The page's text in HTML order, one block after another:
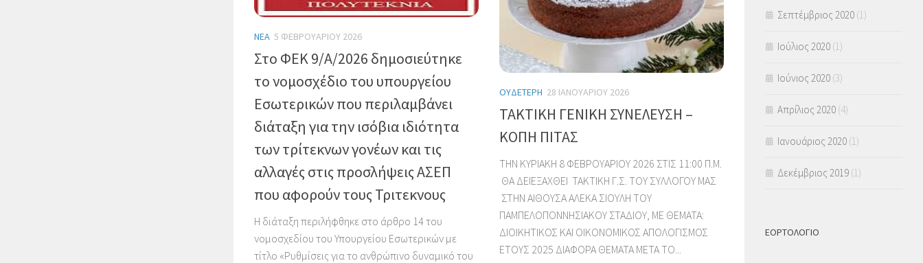
ΝΈΑ 5 ΦΕΒΡΟΥΑΡΊΟΥ 2026
Στο ΦΕΚ 9/Α/2026 δημοσιεύτηκε
το νομοσχέδιο του υπουργείου
Εσωτερικών που περιλαμβάνει
διάταξη για την ισόβια ιδιότητα
των τρίτεκνων γονέων και τις
αλλαγές στις προσλήψεις ΑΣΕΠ
που αφορούν τους Τριτεκνους
Η διάταξη περιλήφθηκε στο άρθρο 14 του
νομοσχεδίου του Υπουργείου Εσωτερικών με
τίτλο «Ρυθμίσεις για το ανθρώπινο δυναμικό του
ΟΥΔΈΤΕΡΗ 28 ΙΑΝΟΥΑΡΊΟΥ 2026
ΤΑΚΤΙΚΗ ΓΕΝΙΚΗ ΣΥΝΕΛΕΥΣΗ –
ΚΟΠΗ ΠΙΤΑΣ
ΤΗΝ ΚΥΡΙΑΚΗ 8 ΦΕΒΡΟΥΑΡΙΟΥ 2026 ΣΤΙΣ 11:00 Π.Μ.
ΘΑ ΔΕΙΕΞΑΧΘΕΙ ΤΑΚΤΙΚΗ Γ.Σ. ΤΟΥ ΣΥΛΛΟΓΟΥ ΜΑΣ
ΣΤΗΝ ΑΙΘΟΥΣΑ ΑΛΕΚΑ ΣΙΟΥΛΗ ΤΟΥ
ΠΑΜΠΕΛΟΠΟΝΝΗΣΙΑΚΟΥ ΣΤΑΔΙΟΥ, ΜΕ ΘΕΜΑΤΑ:
ΔΙΟΙΚΗΤΙΚΟΣ ΚΑΙ ΟΙΚΟΝΟΜΙΚΟΣ ΑΠΟΛΟΓΙΣΜΟΣ
ΕΤΟΥΣ 2025 ΔΙΑΦΟΡΑ ΘΕΜΑΤΑ ΜΕΤΑ ΤΟ...
Σεπτέμβριος 2020 (1)
Ιούλιος 2020 (1)
Ιούνιος 2020 (3)
Απρίλιος 2020 (4)
Ιανουάριος 2020 (1)
Δεκέμβριος 2019 (1)
ΕΟΡΤΟΛΟΓΙΟ